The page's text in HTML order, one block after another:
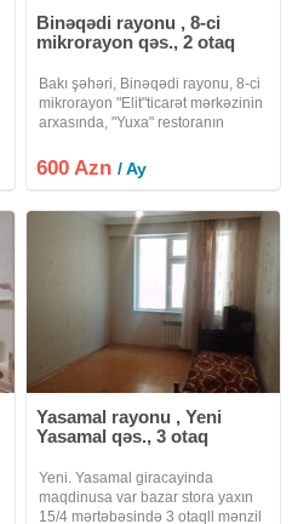
Binəqədi rayonu , 8-ci
mikrorayon qəs., 2 otaq
Bakı şəhəri, Binəqədi rayonu, 8-ci
mikrorayon "Elit"ticarət mərkəzinin
arxasında, "Yuxa" restoranın
sahəsi 56 kv.m 1 otaqdan 2 otağa
düzəldilmiş ən keyfiyyətli
600 Azn/ Ay
Yasamal rayonu , Yeni
Yasamal qəs., 3 otaq
Yeni. Yasamal giracayinda
maqdinusa var bazar stora yaxın
15/4 mərtəbəsində 3 otaqll mənzil